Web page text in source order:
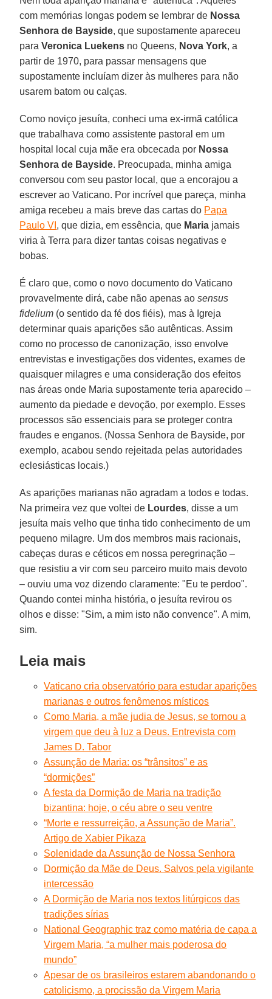
com memórias longas podem se lembrar de Nossa
Senhora de Bayside, que supostamente apareceu
paraVeronica Luekens no Queens, Nova York, a
partir de 1970, para passar mensagens que
supostamente incluíam dizer às mulheres para não
usarem batom ou calças.
Como noviço jesuíta, conheci uma ex-irmã católica
que trabalhava como assistente pastoral em um
hospital local cuja mãe era obcecada por Nossa
Senhora de Bayside. Preocupada, minha amiga
conversou com seu pastor local, que a encorajou a
escrever ao Vaticano. Por incrível que pareça, minha
amiga recebeu a mais breve das cartas do Papa
Paulo VI , que dizia, em essência, que Maria jamais
viria à Terra para dizer tantas coisas negativas e
bobas.
É claro que, como o novo documento do Vaticano
provavelmente dirá, cabe não apenas aosensus
fidelium (o sentido da fé dos fiéis), mas à Igreja
determinar quais aparições são autênticas. Assim
como no processo de canonização, isso envolve
entrevistas e investigações dos videntes, exames de
quaisquer milagres e uma consideração dos efeitos
nas áreas onde Maria supostamente teria aparecido –
aumento da piedade e devoção, por exemplo. Esses
processos são essenciais para se proteger contra
fraudes e enganos. (Nossa Senhora de Bayside, por
exemplo, acabou sendo rejeitada pelas autoridades
eclesiásticas locais.)
As aparições marianas não agradam a todos e todas.
Na primeira vez que voltei de Lourdes, disse a um
jesuíta mais velho que tinha tido conhecimento de um
pequeno milagre. Um dos membros mais racionais,
cabeças duras e céticos em nossa peregrinação –
que resistiu a vir com seu parceiro muito mais devoto
– ouviu uma voz dizendo claramente: "Eu te perdoo".
Quando contei minha história, o jesuíta revirou os
olhos e disse: "Sim, a mim isto não convence". A mim,
sim.
Leia mais
Vaticano cria observatório para estudar aparições
marianas e outros fenômenos místicos
Como Maria, a mãe judia de Jesus, se tornou a
virgem que deu à luz a Deus. Entrevista com
James D. Tabor
Assunção de Maria: os “trânsitos” e as
“dormições”
A festa da Dormição de Maria na tradição
bizantina: hoje, o céu abre o seu ventre
“Morte e ressurreição, a Assunção de Maria”.
Artigo de Xabier Pikaza
Solenidade da Assunção de Nossa Senhora
Dormição da Mãe de Deus. Salvos pela vigilante
intercessão
A Dormição de Maria nos textos litúrgicos das
tradições sírias
National Geographic traz como matéria de capa a
Virgem Maria, “a mulher mais poderosa do
mundo”
Apesar de os brasileiros estarem abandonando o
catolicismo, a procissão da Virgem Maria